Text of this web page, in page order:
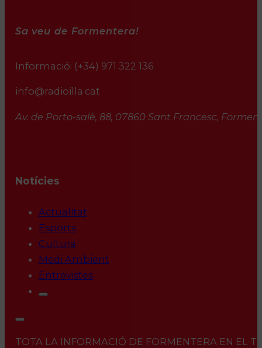
Sa veu de Formentera!
Informació: (+34) 971 322 136
info@radioilla.cat
Av. de Porto-salè, 88, 07860 Sant Francesc,
Notícies
Actualitat
Esports
Cultura
Medi Ambient
Entrevistes
TOTA LA INFORMACIÓ DE FORMENTERA EN EL